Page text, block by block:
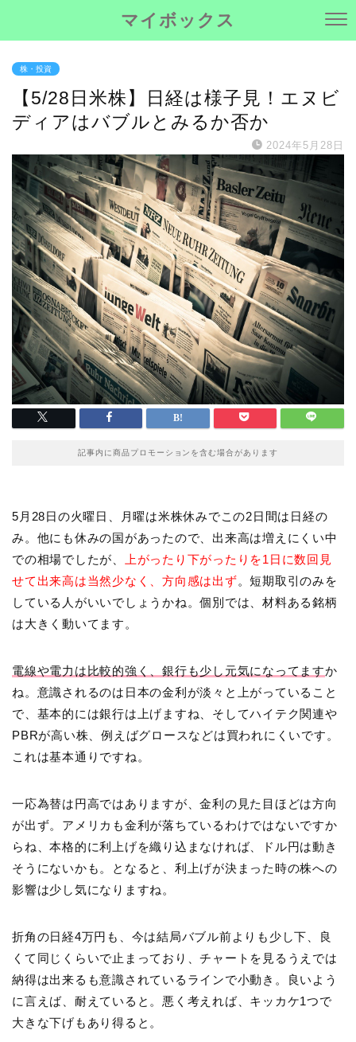
マイボックス
株・投資
【5/28日米株】日経は様子見！エヌビ
ディアはバブルとみるか否か
2024年5月28日
記事内に商品プロモーションを含む場合があります
5月28日の火曜日、月曜は米株休みでこの2日間は日経の
み。他にも休みの国があったので、出来高は増えにくい中
での相場でしたが、
上がったり下がったりを1日に数回見
せて出来高は当然少なく、方向感は出ず。短期取引のみを
している人がいいでしょうかね。個別では、材料ある銘柄
は大きく動いてます。
電線や電力は比較的強く、銀行も少し元気になってますか
ね。意識されるのは日本の金利が淡々と上がっていること
で、基本的には銀行は上げますね、そしてハイテク関連や
PBRが高い株、例えばグロースなどは買われにくいです。
これは基本通りですね。
一応為替は円高ではありますが、金利の見た目ほどは方向
が出ず。アメリカも金利が落ちているわけではないですか
らね、本格的に利上げを織り込まなければ、ドル円は動き
そうにないかも。となると、利上げが決まった時の株への
影響は少し気になりますね。
折角の日経4万円も、今は結局バブル前よりも少し下、良
くて同じくらいで止まっており、チャートを見るうえでは
納得は出来るも意識されているラインで小動き。良いよう
に言えば、耐えていると。悪く考えれば、キッカケ1つで
大きな下げもあり得ると。